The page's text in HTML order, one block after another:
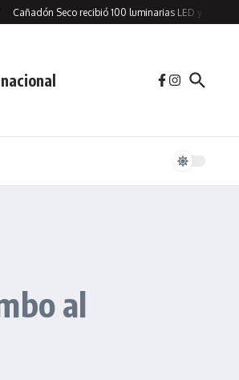
Seco recibió 100 luminarias LED y firmó un
al